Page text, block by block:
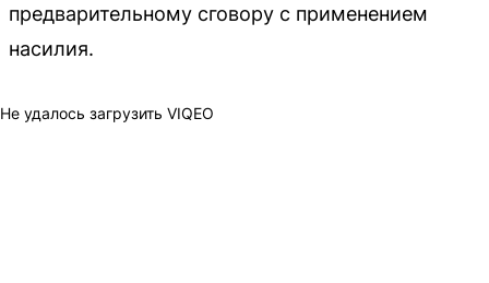
предварительному сговору с применением
насилия.
Не удалось загрузить VIQEO